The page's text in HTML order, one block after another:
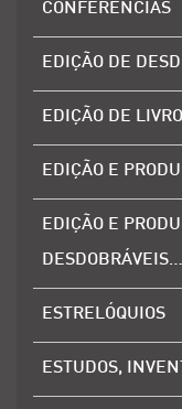
CONFERÊNCIAS
EDIÇÃO DE
EDIÇÃO DE
EDIÇÃO E
EDIÇÃO E
DESDOBRÁVEIS…
ESTRELÓQUIOS
ESTUDOS,